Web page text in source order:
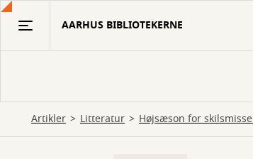
Gå
AARHUS BIBLIOTEKERNE
Artikler Litteratur Højsæson for